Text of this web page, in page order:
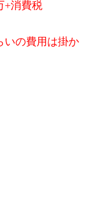
+消費税
いの費用は掛か